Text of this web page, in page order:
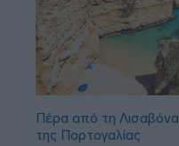
Πέρα από τη
της Πορτογαλίας